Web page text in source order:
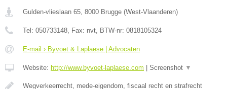
Gulden-vlieslaan 65 8000 Brugge (West-Vlaanderen)
Tel: 050733148 , Fax: nvt , BTW-nr: 0818105324
E-mail › Byvoet & Laplaese | Advocaten
Website: http://www.byvoet-laplaese.com | Screenshot ▼
Wegverkeerrecht, mede-eigendom, fiscaal recht en strafrecht